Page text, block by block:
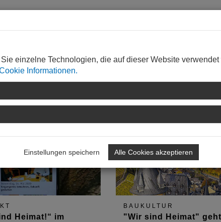
Heimat!“ im
BAUKULTUR
"Wir sind Heimat" geht
einzelne Technologien, die auf dieser Website verwendet
Informationen.
Einstellungen speichern Alle Cookies akzeptieren